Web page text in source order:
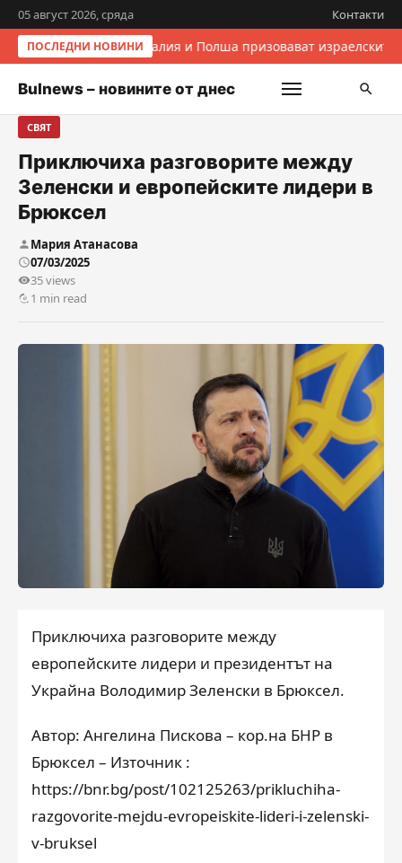
05 август 2026, сряда Контакти
ПОСЛЕДНИ НОВИНИИталия и Полша призовават
Bulnews – новините от днес
СВЯТ
Приключиха разговорите между
Зеленски и европейските лидери в
Брюксел
Мария Атанасова
07/03/2025
35 views
1 min read
Приключиха разговорите между
европейските лидери и президентът на
Украйна Володимир Зеленски в Брюксел.
Автор: Ангелина Пискова – кор.на БНР в
Брюксел – Източник :
https://bnr.bg/post/102125263/prikluchiha-
razgovorite-mejdu-evropeiskite-lideri-i-zelenski-
v-bruksel